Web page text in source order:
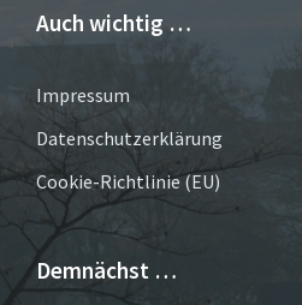
Auch wichtig …
Impressum
Datenschutzerklärung
Cookie-Richtlinie (EU)
Demnächst …